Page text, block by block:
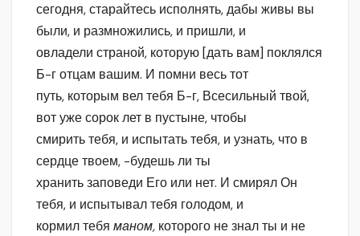
сегодня, старайтесь исполнять, дабы живы вы
были, и размножились, и пришли, и
овладели страной, которую [дать вам] поклялся
Б-г отцам вашим. И помни весь тот
путь, которым вел тебя Б-г, Всесильный твой,
вот уже сорок лет в пустыне, чтобы
смирить тебя, и испытать тебя, и узнать, что в
сердце твоем, -будешь ли ты
хранить заповеди Его или нет. И смирял Он
тебя, и испытывал тебя голодом, и
кормил тебя маном, которого не знал ты и не